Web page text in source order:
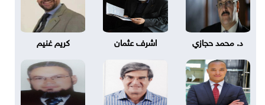
د. محمد حجازي اشرف عثمان كريم غنيم